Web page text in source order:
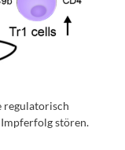
regulatorisch
stören.